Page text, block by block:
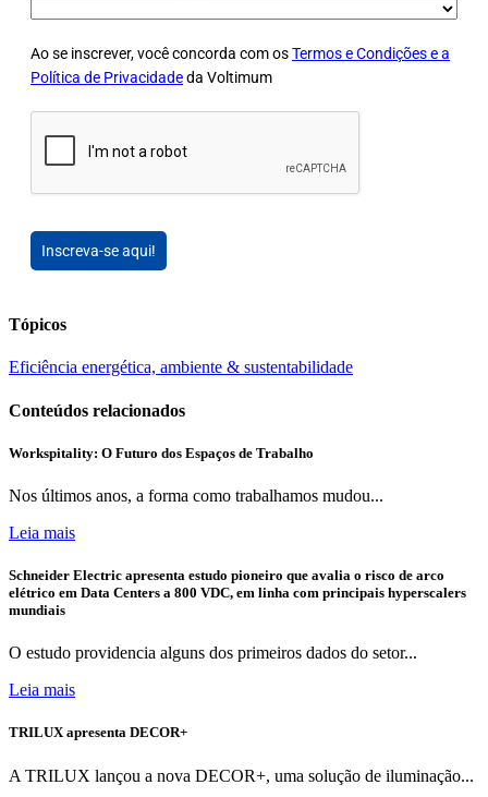
Ao se inscrever, você concorda com osTermos e Condições e a
Política de Privacidadeda Voltimum
Inscreva-se aqui!
Tópicos
Eficiência energética, ambiente & sustentabilidade
Conteúdos relacionados
Workspitality: O Futuro dos Espaços de Trabalho
Nos últimos anos, a forma como trabalhamos mudou...
Leia mais
Schneider Electric apresenta estudo pioneiro que avalia o risco de arco
elétrico em Data Centers a 800 VDC, em linha com principais hyperscalers
mundiais
O estudo providencia alguns dos primeiros dados do setor...
Leia mais
TRILUX apresenta DECOR+
A TRILUX lançou a nova DECOR+, uma solução de iluminação...